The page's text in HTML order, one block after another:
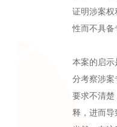
证明涉案权
性而不具备
本案的启示
分考察涉案
要求不清楚
释，进而导